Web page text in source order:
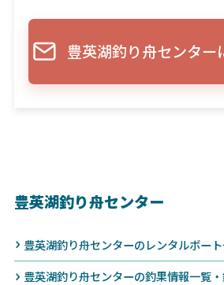
豊英湖釣り舟センター
豊英湖釣り舟センター
豊英湖釣り舟センターのレンタルボー
豊英湖釣り舟センターの釣果情報一覧